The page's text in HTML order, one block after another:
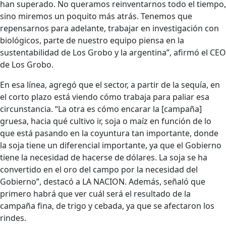
han superado. No queramos reinventarnos todo el tiempo,
sino miremos un poquito más atrás. Tenemos que
repensarnos para adelante, trabajar en investigación con
biológicos, parte de nuestro equipo piensa en la
sustentabilidad de Los Grobo y la argentina”, afirmó el CEO
de Los Grobo.
En esa línea, agregó que el sector, a partir de la sequía, en
el corto plazo está viendo cómo trabaja para paliar esa
circunstancia. “La otra es cómo encarar la [campaña]
gruesa, hacia qué cultivo ir, soja o maíz en función de lo
que está pasando en la coyuntura tan importante, donde
la soja tiene un diferencial importante, ya que el Gobierno
tiene la necesidad de hacerse de dólares. La soja se ha
convertido en el oro del campo por la necesidad del
Gobierno”, destacó a LA NACION. Además, señaló que
primero habrá que ver cuál será el resultado de la
campaña fina, de trigo y cebada, ya que se afectaron los
rindes.